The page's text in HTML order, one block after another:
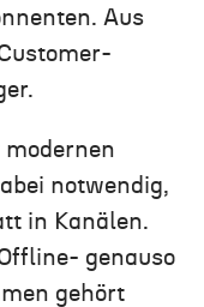
Aus
notwendig,
in Kanälen.
genauso
gehört